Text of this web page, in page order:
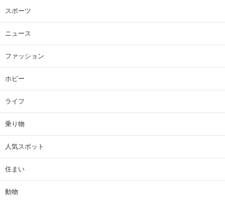
スポーツ
ニュース
ファッション
ホビー
ライフ
乗り物
人気スポット
住まい
動物